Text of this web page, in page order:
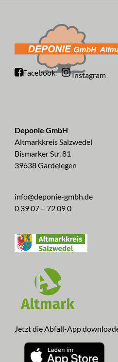
Facebook Instagram
Deponie GmbH
Altmarkkreis Salzwedel
Bismarker Str. 81
39638 Gardelegen
info@deponie-gmbh.de
0 39 07 – 72 09 0
Jetzt die Abfall-App